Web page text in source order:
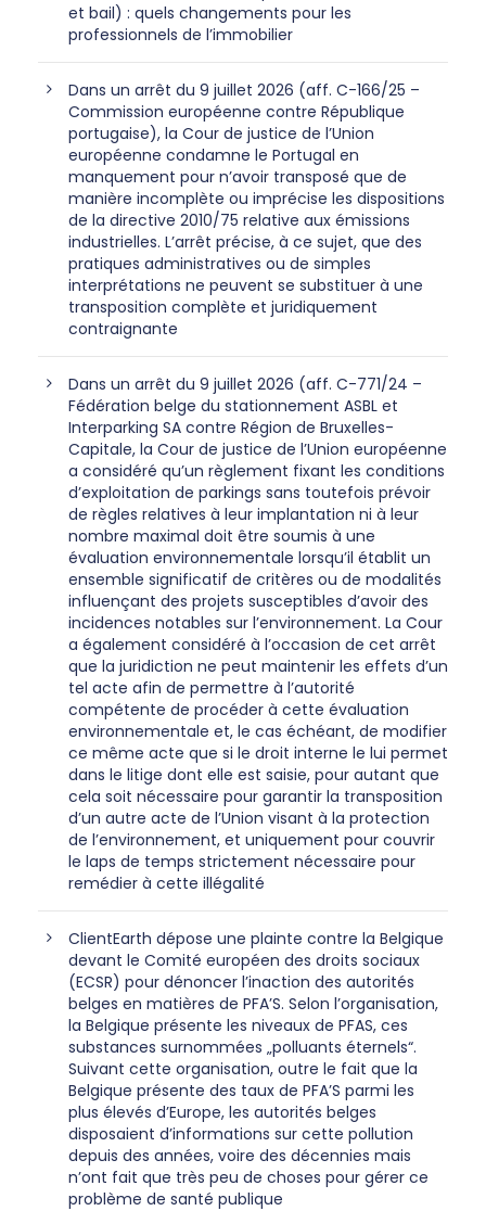
et bail) : quels changements pour les
professionnels de l’immobilier
Dans un arrêt du 9 juillet 2026 (aff. C-166/25 –
Commission européenne contre République
portugaise), la Cour de justice de l’Union
européenne condamne le Portugal en
manquement pour n’avoir transposé que de
manière incomplète ou imprécise les dispositions
de la directive 2010/75 relative aux émissions
industrielles. L’arrêt précise, à ce sujet, que des
pratiques administratives ou de simples
interprétations ne peuvent se substituer à une
transposition complète et juridiquement
contraignante
Dans un arrêt du 9 juillet 2026 (aff. C-771/24 –
Fédération belge du stationnement ASBL et
Interparking SA contre Région de Bruxelles-
Capitale, la Cour de justice de l’Union européenne
a considéré qu’un règlement fixant les conditions
d’exploitation de parkings sans toutefois prévoir
de règles relatives à leur implantation ni à leur
nombre maximal doit être soumis à une
évaluation environnementale lorsqu’il établit un
ensemble significatif de critères ou de modalités
influençant des projets susceptibles d’avoir des
incidences notables sur l’environnement. La Cour
a également considéré à l’occasion de cet arrêt
que la juridiction ne peut maintenir les effets d’un
tel acte afin de permettre à l’autorité
compétente de procéder à cette évaluation
environnementale et, le cas échéant, de modifier
ce même acte que si le droit interne le lui permet
dans le litige dont elle est saisie, pour autant que
cela soit nécessaire pour garantir la transposition
d’un autre acte de l’Union visant à la protection
de l’environnement, et uniquement pour couvrir
le laps de temps strictement nécessaire pour
remédier à cette illégalité
ClientEarth dépose une plainte contre la Belgique
devant le Comité européen des droits sociaux
(ECSR) pour dénoncer l’inaction des autorités
belges en matières de PFA’S. Selon l’organisation,
la Belgique présente les niveaux de PFAS, ces
substances surnommées „polluants éternels“.
Suivant cette organisation, outre le fait que la
Belgique présente des taux de PFA’S parmi les
plus élevés d’Europe, les autorités belges
disposaient d’informations sur cette pollution
depuis des années, voire des décennies mais
n’ont fait que très peu de choses pour gérer ce
problème de santé publique